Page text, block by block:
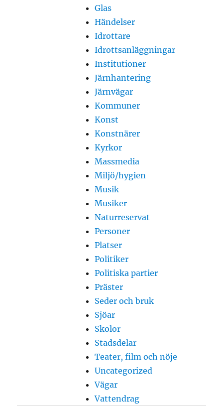
Glas
Händelser
Idrottare
Idrottsanläggningar
Institutioner
Järnhantering
Järnvägar
Kommuner
Konst
Konstnärer
Kyrkor
Massmedia
Miljö/hygien
Musik
Musiker
Naturreservat
Personer
Platser
Politiker
Politiska partier
Präster
Seder och bruk
Sjöar
Skolor
Stadsdelar
Teater, film och nöje
Uncategorized
Vägar
Vattendrag